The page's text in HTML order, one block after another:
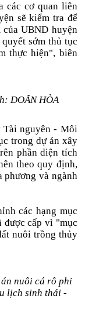
các cơ quan liên
sẽ kiểm tra để
UBND huyện
sớm thủ tục
thực hiện", biên
DOÃN HÒA
Tài nguyên - Môi
trong dự án xây
phần diện tích
theo quy định,
phương và ngành
các hạng mục
được cấp vì "mục
nuôi trồng thủy
nuôi cá rô phi
lịch sinh thái -